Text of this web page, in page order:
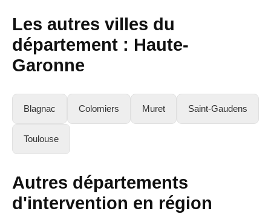
Les autres villes du
département : Haute-
Garonne
Blagnac Colomiers Muret Saint-Gaudens
Toulouse
Autres départements
d'intervention en région